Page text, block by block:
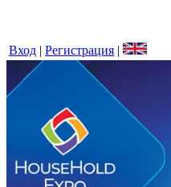
Вход | Регистрация |